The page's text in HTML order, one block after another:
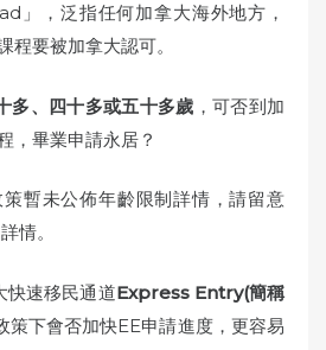
」，泛指任何加拿大海外地方，
程要被加拿大認可。
多、四十多或五十多歲 ，可否到加
，畢業申請永居？
暫未公佈年齡限制詳情，請留意
情。
快速移民通道Express Entry(簡稱
策下會否加快EE申請進度，更容易